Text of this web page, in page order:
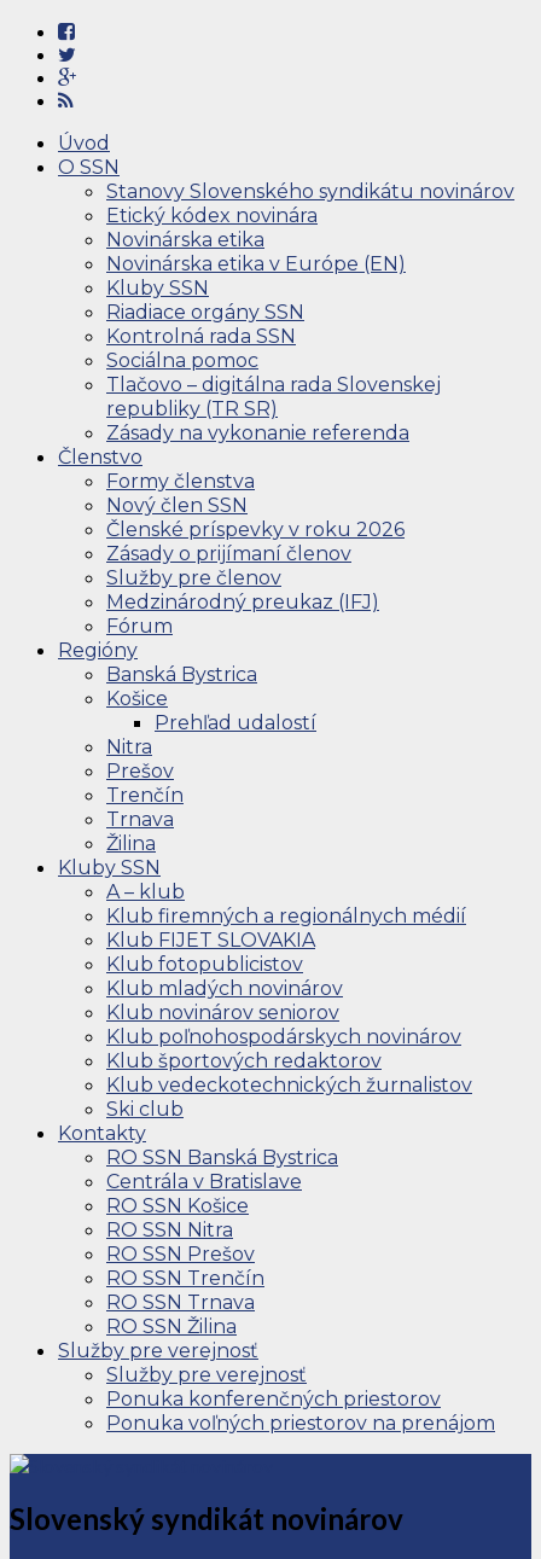
Úvod
O SSN
Stanovy Slovenského syndikátu novinárov
Etický kódex novinára
Novinárska etika
Novinárska etika v Európe (EN)
Kluby SSN
Riadiace orgány SSN
Kontrolná rada SSN
Sociálna pomoc
Tlačovo – digitálna rada Slovenskej
republiky (TR SR)
Zásady na vykonanie referenda
Členstvo
Formy členstva
Nový člen SSN
Členské príspevky v roku 2026
Zásady o prijímaní členov
Služby pre členov
Medzinárodný preukaz (IFJ)
Fórum
Regióny
Banská Bystrica
Košice
Prehľad udalostí
Nitra
Prešov
Trenčín
Trnava
Žilina
Kluby SSN
A – klub
Klub firemných a regionálnych médií
Klub FIJET SLOVAKIA
Klub fotopublicistov
Klub mladých novinárov
Klub novinárov seniorov
Klub poľnohospodárskych novinárov
Klub športových redaktorov
Klub vedeckotechnických žurnalistov
Ski club
Kontakty
RO SSN Banská Bystrica
Centrála v Bratislave
RO SSN Košice
RO SSN Nitra
RO SSN Prešov
RO SSN Trenčín
RO SSN Trnava
RO SSN Žilina
Služby pre verejnosť
Služby pre verejnosť
Ponuka konferenčných priestorov
Ponuka voľných priestorov na prenájom
Slovenský syndikát novinárov